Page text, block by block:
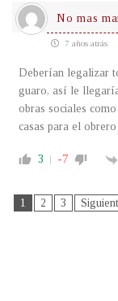
No mas
7 años atrás
Deberían legalizar
guaro, así le
obras sociales
casas para el
3 -7
1 2 3